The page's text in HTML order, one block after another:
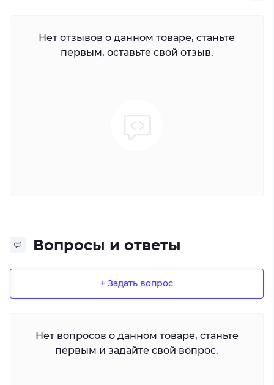
Нет отзывов о данном товаре, станьте
первым, оставьте свой отзыв.
Вопросы и ответы
+ Задать вопрос
Нет вопросов о данном товаре, станьте
первым и задайте свой вопрос.